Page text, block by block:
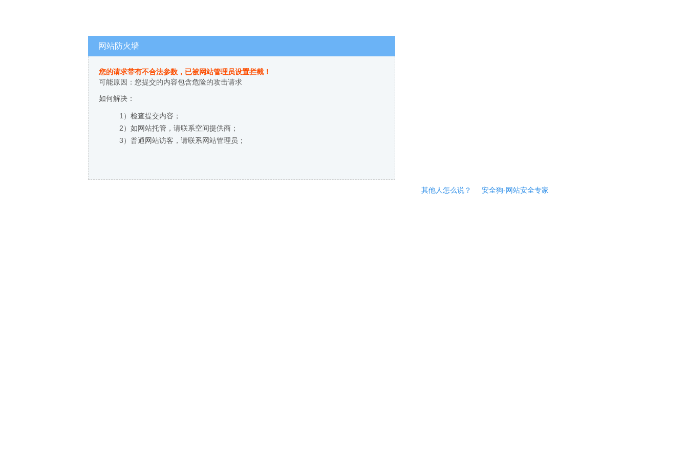
网站防火墙
您的请求带有不合法参数，已被网站管理员设置拦截！
可能原因：您提交的内容包含危险的攻击请求
如何解决：
1）检查提交内容；
2）如网站托管，请联系空间提供商；
3）普通网站访客，请联系网站管理员；
其他人怎么说？ 安全狗-网站安全专家